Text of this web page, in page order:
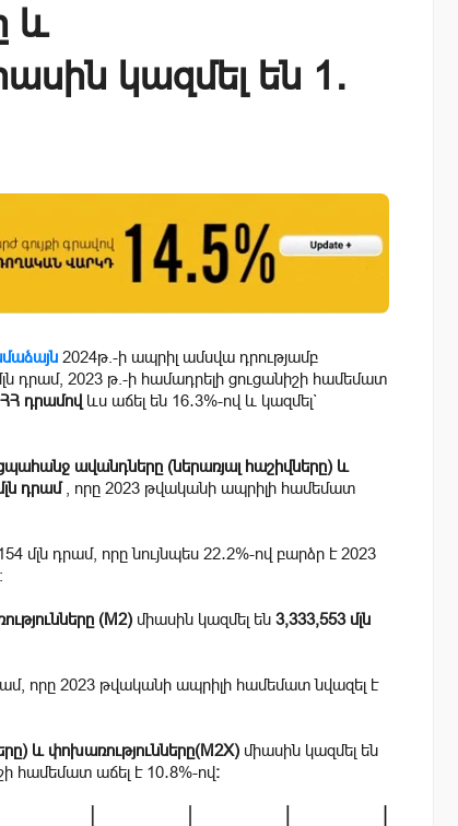
և
կազմել են 1․
2024թ.-ի ապրիլ ամսվա դրությամբ
դրամ, 2023 թ.-ի համադրելի ցուցանիշի համեմատ
դրամով ևս աճել են 16․3%-ով և կազմել`
ավանդները (ներառյալ հաշիվները) և
դրամ
, որը 2023 թվականի ապրիլի համեմատ
մլն դրամ, որը նույնպես 22․2%-ով բարձր է 2023
(M2) միասին կազմել են 3,333,553 մլն
որը 2023 թվականի ապրիլի համեմատ նվազել է
և փոխառությունները(M2X) միասին կազմել են
համեմատ աճել է 10․8%-ով։